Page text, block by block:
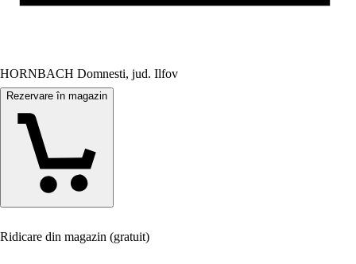
HORNBACH Domnesti, jud. Ilfov
Rezervare în magazin
Ridicare din magazin (gratuit)